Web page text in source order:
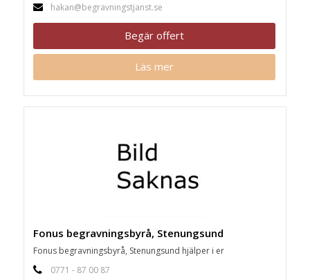
hakan@begravningstjanst.se
Begär offert
Läs mer
Fonus begravningsbyrå, Stenungsund
Fonus begravningsbyrå, Stenungsund hjälper i er
0771 - 87 00 87